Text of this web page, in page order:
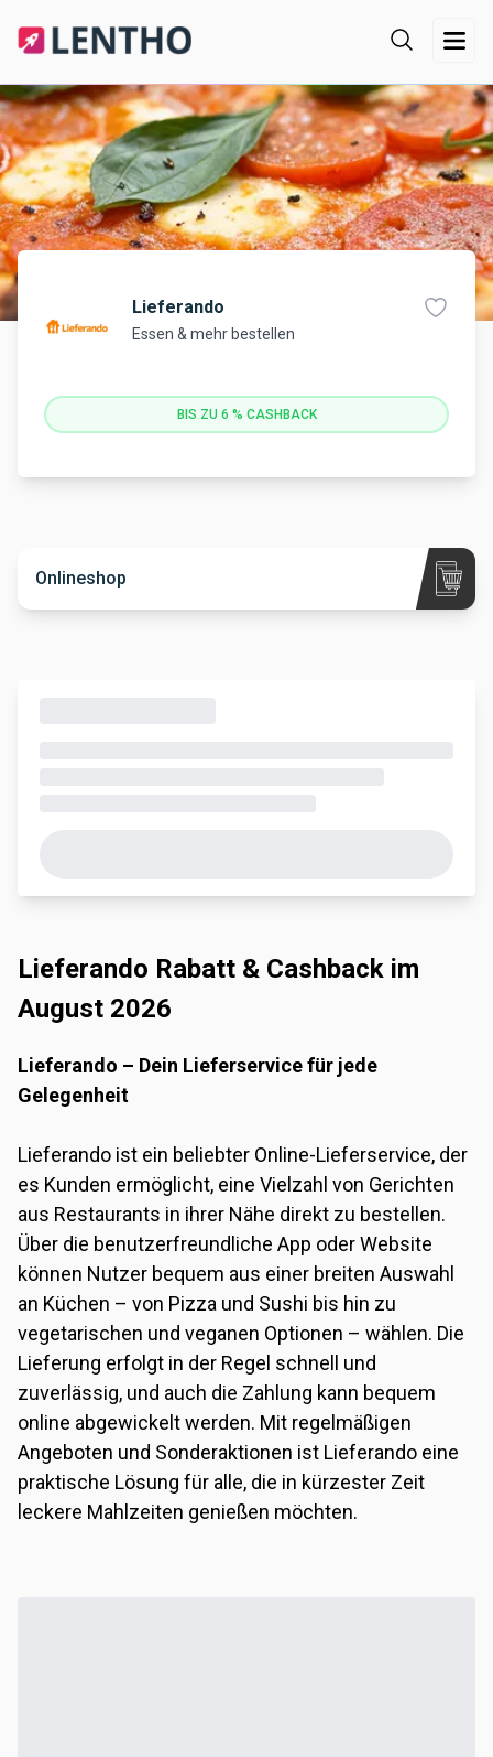
Lieferando
Essen & mehr bestellen
BIS ZU 6 % CASHBACK
Onlineshop
Lieferando Rabatt & Cashback im
August 2026
Lieferando – Dein Lieferservice für jede
Gelegenheit
Lieferando ist ein beliebter Online-Lieferservice, der
es Kunden ermöglicht, eine Vielzahl von Gerichten
aus Restaurants in ihrer Nähe direkt zu bestellen.
Über die benutzerfreundliche App oder Website
können Nutzer bequem aus einer breiten Auswahl
an Küchen – von Pizza und Sushi bis hin zu
vegetarischen und veganen Optionen – wählen. Die
Lieferung erfolgt in der Regel schnell und
zuverlässig, und auch die Zahlung kann bequem
online abgewickelt werden. Mit regelmäßigen
Angeboten und Sonderaktionen ist Lieferando eine
praktische Lösung für alle, die in kürzester Zeit
leckere Mahlzeiten genießen möchten.